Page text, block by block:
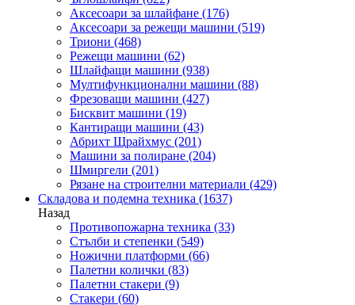
Аксесоари за шлайфане (176)
Аксесоари за режещи машини (519)
Триони (468)
Режещи машини (62)
Шлайфащи машини (938)
Мултифункционални машини (88)
Фрезоващи машини (427)
Бисквит машини (19)
Кантиращи машини (43)
Абрихт Щрайхмус (201)
Машини за полиране (204)
Шмиргели (201)
Рязане на строителни материали (429)
Складова и подемна техника (1637)
Назад
Противопожарна техника (33)
Стълби и степенки (549)
Ножични платформи (66)
Палетни колички (83)
Палетни стакери (9)
Стакери (60)